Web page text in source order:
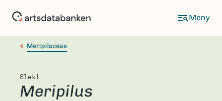
Meripilaceae
Slekt
Meripilus